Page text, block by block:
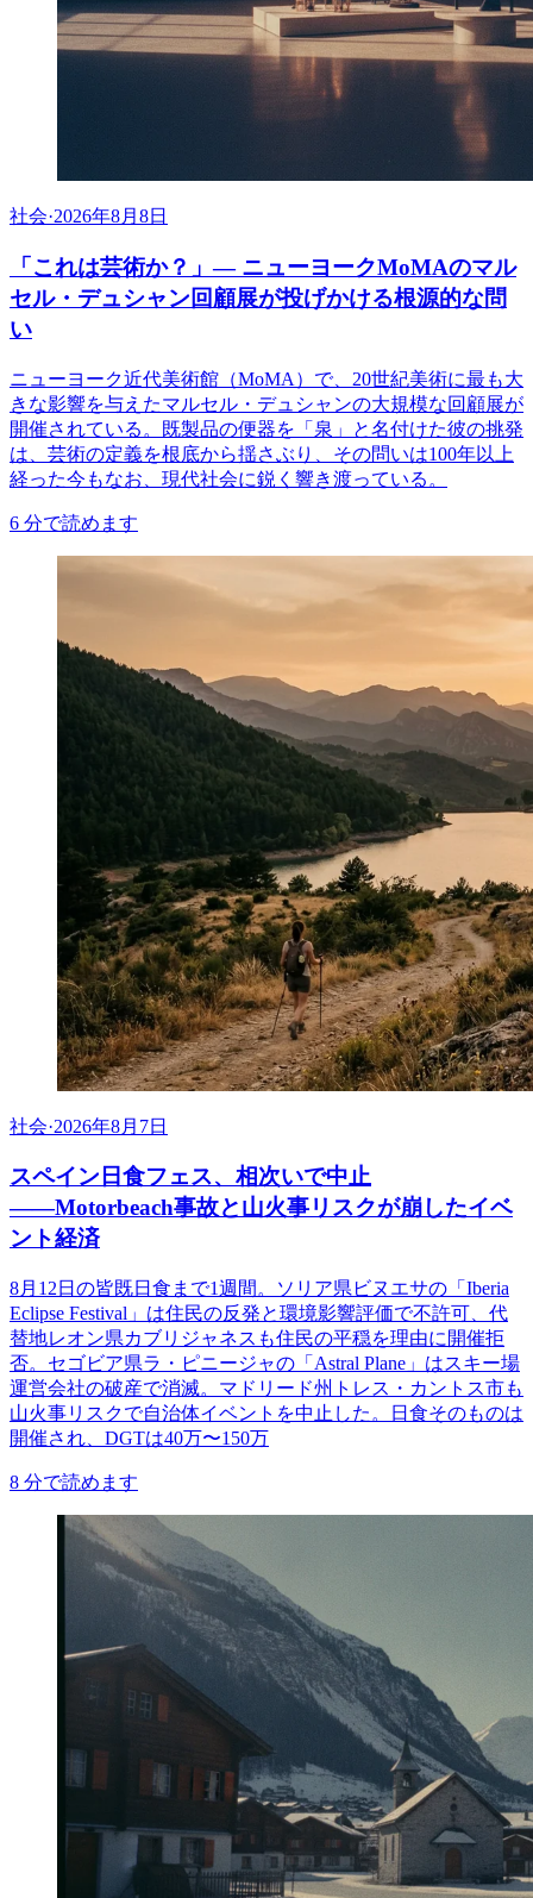
社会·2026年8月8日
「これは芸術か？」— ニューヨークMoMAのマル
セル・デュシャン回顧展が投げかける根源的な問
い
ニューヨーク近代美術館（MoMA）で、20世紀美術に最も大
きな影響を与えたマルセル・デュシャンの大規模な回顧展が
開催されている。既製品の便器を「泉」と名付けた彼の挑発
は、芸術の定義を根底から揺さぶり、その問いは100年以上
経った今もなお、現代社会に鋭く響き渡っている。
6 分で読めます
社会·2026年8月7日
スペイン日食フェス、相次いで中止
――Motorbeach事故と山火事リスクが崩したイベ
ント経済
8月12日の皆既日食まで1週間。ソリア県ビヌエサの「Iberia
Eclipse Festival」は住民の反発と環境影響評価で不許可、代
替地レオン県カブリジャネスも住民の平穏を理由に開催拒
否。セゴビア県ラ・ピニージャの「Astral Plane」はスキー場
運営会社の破産で消滅。マドリード州トレス・カントス市も
山火事リスクで自治体イベントを中止した。日食そのものは
開催され、DGTは40万〜150万
8 分で読めます